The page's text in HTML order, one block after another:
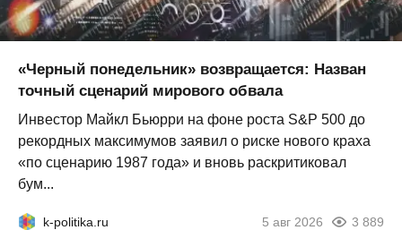
«Черный понедельник» возвращается: Назван
точный сценарий мирового обвала
Инвестор Майкл Бьюрри на фоне роста S&P 500 до
рекордных максимумов заявил о риске нового краха
«по сценарию 1987 года» и вновь раскритиковал
бум...
k-politika.ru 5 авг 2026 3 889